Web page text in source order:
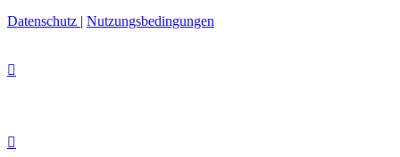
Datenschutz | Nutzungsbedingungen